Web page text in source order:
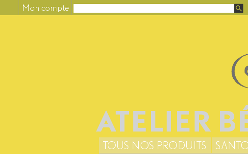
Mon compte
ATELIER
TOUS NOS PRODUITS